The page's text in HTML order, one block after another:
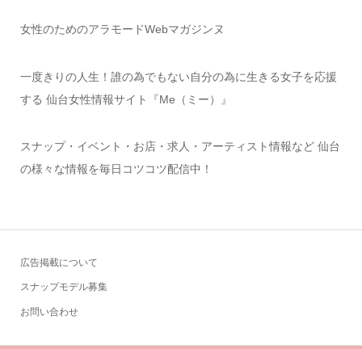
女性のためのアラモードWebマガジンヌ
一度きりの人生！誰の為でもない自分の為に生きる女子を応援
する 仙台女性情報サイト『Me（ミー）』
スナップ・イベント・お店・求人・アーティスト情報など 仙台
の様々な情報を毎日コツコツ配信中！
広告掲載について
スナップモデル募集
お問い合わせ